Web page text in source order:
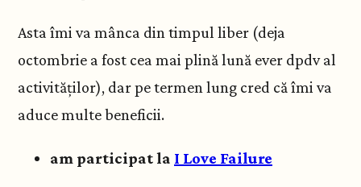
Asta îmi va mânca din timpul liber (deja
octombrie a fost cea mai plină lună ever dpdv al
activităților), dar pe termen lung cred că îmi va
aduce multe beneficii.
am participat la I Love Failure